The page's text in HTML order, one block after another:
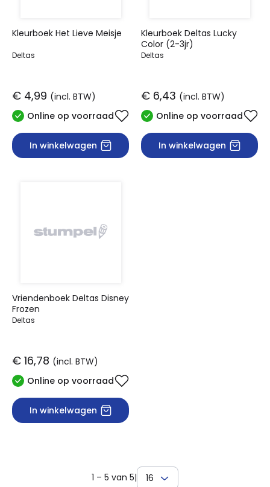
Kleurboek Het Lieve Meisje
Deltas
€ 4,99 (incl. BTW)
Online op voorraad
In winkelwagen
Kleurboek Deltas Lucky
Color (2-3jr)
Deltas
€ 6,43 (incl. BTW)
Online op voorraad
In winkelwagen
Vriendenboek Deltas Disney
Frozen
Deltas
€ 16,78 (incl. BTW)
Online op voorraad
In winkelwagen
1 – 5 van 5| 16